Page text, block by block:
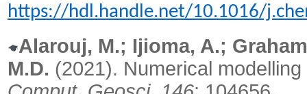
https://hdl.handle.net/10.1016/
Alarouj, M.; Ijioma, A.;
M.D. (2021). Numerical